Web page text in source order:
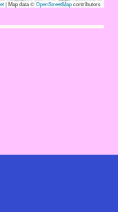
|Map data ©OpenStreetMapcontributors